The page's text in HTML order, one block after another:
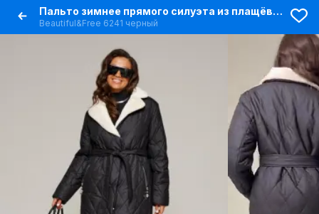
Пальто зимнее прямого силуэта из плащёвой ткани
Beautiful&Free 6241 черный